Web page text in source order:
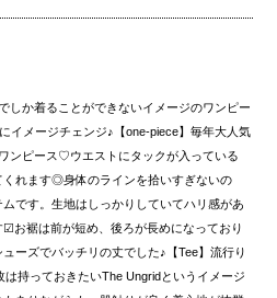
しか着ることができないイメージのワンピー
イメージチェンジ♪【one-piece】毎年大人気
ンピース♡ウエストにタックが入っている
れます◎身体のラインを拾いすぎないの
です。生地はしっかりしていてハリ感があ
お裾は前が短め、後ろが長めになっており
ーズでバッチリの丈でした♪【Tee】流行り
は持っておきたいThe Ungridというイメージ